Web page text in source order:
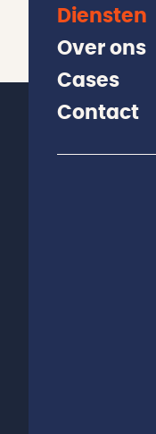
Diensten
Over ons
Cases
Contact
De digitale